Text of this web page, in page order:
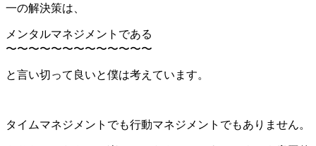
一の解決策は、
メンタルマネジメントである
〜〜〜〜〜〜〜〜〜〜〜〜〜
と言い切って良いと僕は考えています。
タイムマネジメントでも行動マネジメントでもありません。